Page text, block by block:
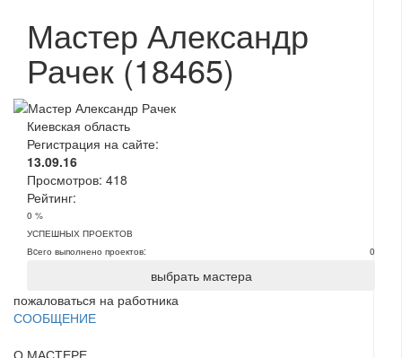
Мастер Александр
Рачек (18465)
Киевская область
Регистрация на сайте:
13.09.16
Просмотров: 418
Рейтинг:
0 %
УСПЕШНЫХ ПРОЕКТОВ
Вcего выполнено проектов:
0
выбрать мастера
пожаловаться на работника
СООБЩЕНИЕ